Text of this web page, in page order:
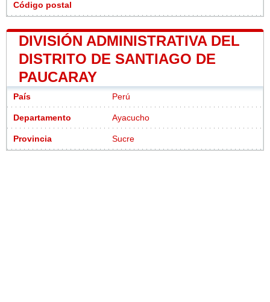
Código postal
DIVISIÓN ADMINISTRATIVA DEL
DISTRITO DE SANTIAGO DE
PAUCARAY
País Perú
Departamento Ayacucho
Provincia Sucre